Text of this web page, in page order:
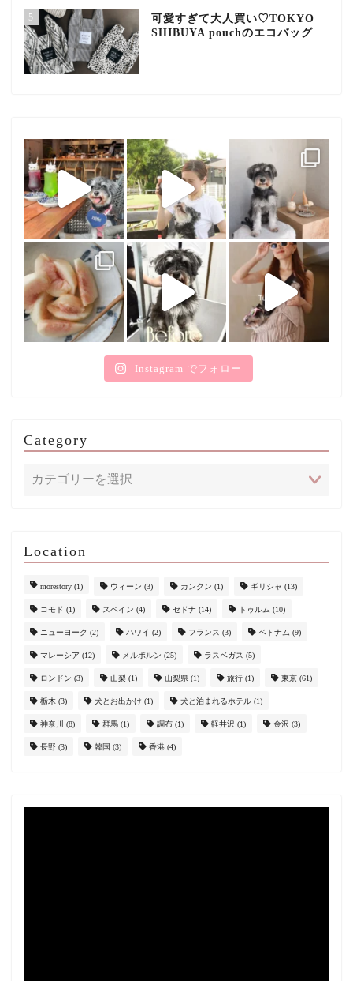
5
可愛すぎて大人買い♡TOKYO
SHIBUYA pouchのエコバッグ
Instagram でフォロー
Category
Location
morestory (1) ウィーン (3) カンクン (1) ギリシャ (13)
コモド (1) スペイン (4) セドナ (14) トゥルム (10)
ニューヨーク (2) ハワイ (2) フランス (3) ベトナム (9)
マレーシア (12) メルボルン (25) ラスベガス (5)
ロンドン (3) 山梨 (1) 山梨県 (1) 旅行 (1) 東京 (61)
栃木 (3) 犬とお出かけ (1) 犬と泊まれるホテル (1)
神奈川 (8) 群馬 (1) 調布 (1) 軽井沢 (1) 金沢 (3)
長野 (3) 韓国 (3) 香港 (4)